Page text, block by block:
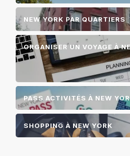
NEW YORK PAR QUARTIERS
ORGANISER UN VOYAGE À
PASS ACTIVITÉS À NEW
SHOPPING À NEW YORK